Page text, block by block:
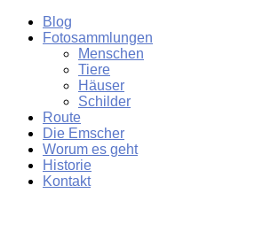
Blog
Fotosammlungen
Menschen
Tiere
Häuser
Schilder
Route
Die Emscher
Worum es geht
Historie
Kontakt